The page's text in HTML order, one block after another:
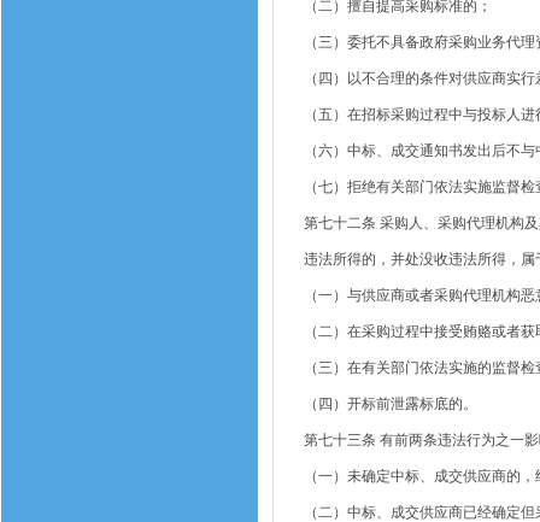
（二）擅自提高采购标准的；
（三）委托不具备政府采购业务代
（四）以不合理的条件对供应商实
（五）在招标采购过程中与投标人
（六）中标、成交通知书发出后不
（七）拒绝有关部门依法实施监督检
第七十二条 采购人、采购代理机构
违法所得的，并处没收违法所得，
（一）与供应商或者采购代理机构
（二）在采购过程中接受贿赂或者
（三）在有关部门依法实施的监督
（四）开标前泄露标底的。
第七十三条 有前两条违法行为之一
（一）未确定中标、成交供应商的
（二）中标、成交供应商已经确定